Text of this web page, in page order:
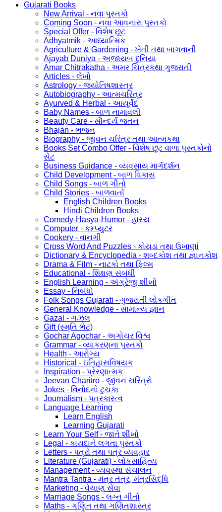
Gujarati Books
New Arrival - નવા પુસ્તકો
Coming Soon - નવા આવનારા પુસ્તકો
Special Offer - વિશેષ છૂટ
Adhyatmik - આધ્યાત્મિક
Agriculture & Gardening - ખેતી તથા બાગવાની
Ajayab Duniya - અજાયબ દુનિયા
Amar Chitrakatha - અમર ચિત્રકથા ગુજરાતી
Articles - લેખો
Astrology - જ્યોતિષશાસ્ત્ર
Autobiography - આત્મચરિત્ર
Ayurved & Herbal - આયૂર્વેદ
Baby Names - બાળ નામાવલી
Beauty Care - સૌન્દર્ય જતન
Bhajan - ભજન
Biography - જીવન ચરિત્ર તથા આત્મકથા
Books Set Combo Offer - વિશેષ છૂટ વાળા પુસ્તકોનો
સેટ
Business Guidance - વ્યવસાય માર્ગદર્શન
Child Development - બાળ વિકાસ
Child Songs - બાળ ગીતો
Child Stories - બાળવાર્તા
English Children Books
Hindi Children Books
Comedy-Hasya-Humor - હાસ્ય
Computer - કમ્પ્યુટર
Cookery - વાનગી
Cross Word And Puzzles - કોયડા તથા ઉખાણાં
Dictionary & Encyclopedia - શબ્દકોશ તથા જ્ઞાનકોશ
Drama & Film - નાટકો તથા ફિલ્મ
Educational - શિક્ષણ સંબંધી
English Learning - અંગ્રેજી શીખો
Essay - નિબંધો
Folk Songs Gujarati - ગુજરાતી લોકગીત
General Knowledge - સામાન્ય જ્ઞાન
Gazal - ગઝલ
Gift (સ્મૃતિ ભેટ)
Gochar Agochar - અગોચર વિશ્વ
Grammar - વ્યાકરણના પુસ્તકો
Health - આરોગ્ય
Historical - ઇતિહાસવિષયક
Inspiration - પ્રેરણાત્મક
Jeevan Charitro - જીવન ચરિત્રો
Jokes - વિનોદનો ટુચકા
Journalism - પત્રકારત્વ
Language Learning
Learn English
Learning Gujarati
Learn Your Self - જાતે શીખો
Legal - કાયદાને લગતા પુસ્તકો
Letters - પત્રો તથા પત્ર વ્યવહાર
Literature (Gujarati) - લોકસાહિત્ય
Management - વ્યવસ્થા સંચાલન
Mantra Tantra - મંત્ર તંત્ર, મંત્રસિદ્ધિ
Marketing - વેચાણ સેવા
Marriage Songs - લગ્ન ગીતો
Maths - ગણિત તથા ગણિતશાસ્ત્ર